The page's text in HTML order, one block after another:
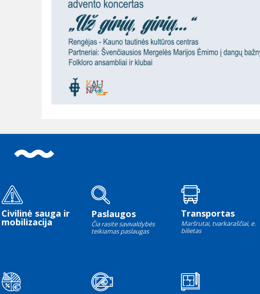
Civilinė sauga ir
mobilizacija
Paslaugos
Čia rasite savivaldybės
teikiamas paslaugas
Transportas
Maršrutai, tvarkaraščiai, e.
bilietas